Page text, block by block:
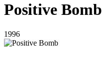
Positive Bomb
1996